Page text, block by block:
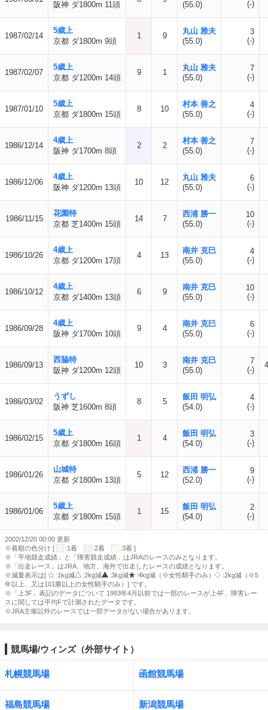
阪神 ダ1800m 11頭 (55.0) (-)
1987/02/14
5歳上
京都 ダ1800m 9頭
1 9
丸山 雅夫
(55.0)
3
(-)
1987/02/07
5歳上
京都 ダ1200m 14頭
9 1
丸山 雅夫
(55.0)
7
(-)
1987/01/10
5歳上
京都 ダ1800m 15頭
8 10
村本 善之
(55.0)
4
(-)
1986/12/14
4歳上
阪神 ダ1700m 8頭
2 2
村本 善之
(55.0)
7
(-)
1986/12/06
4歳上
阪神 ダ1200m 13頭
10 12
丸山 雅夫
(55.0)
6
(-)
1986/11/15
花園特
京都 芝1400m 15頭
14 7
西浦 勝一
(55.0)
10
(-)
1986/10/26
4歳上
京都 ダ1200m 17頭
4 13
南井 克巳
(55.0)
4
(-)
1986/10/12
4歳上
京都 ダ1400m 13頭
6 9
南井 克巳
(55.0)
10
(-)
1986/09/28
4歳上
阪神 ダ1700m 10頭
9 4
南井 克巳
(55.0)
6
(-)
1986/09/13
西脇特
阪神 ダ1200m 12頭
10 3
南井 克巳
(55.0)
7
(-)
1986/03/02
うずし
阪神 芝1600m 8頭
8 5
飯田 明弘
(54.0)
4
(-)
1986/02/15
5歳上
京都 ダ1800m 16頭
1 4
飯田 明弘
(54.0)
3
(-)
1986/01/26
山城特
京都 ダ1800m 13頭
5 12
西浦 勝一
(52.0)
9
(-)
1986/01/06
5歳上
京都 ダ1800m 15頭
1 15
飯田 明弘
(54.0)
2
(-)
2002/12/20 00:00 更新
※着順の色分け [
:1着 :2着
:3着 ]
※「平地競走成績」と「障害競走成績」はJRAのレースのみとなります。
※「出走レース」はJRA、地方、海外で出走したレースの成績となります。
※減量表示は[
:1kg減 :2kg減 :3kg減 :4kg減（※女性騎手のみ）
:2kg減（※5
年以上、又は101勝以上の女性騎手のみ）] です。
※「上3F」表記のデータについて 1993年4月以前では一部のレースが上4F、障害レー
スに関しては平均Fで計測されたデータです。
※JRA主催以外のレースでは一部データがない場合があります。
競馬場/ウィンズ（外部サイト）
札幌競馬場 函館競馬場
福島競馬場 新潟競馬場